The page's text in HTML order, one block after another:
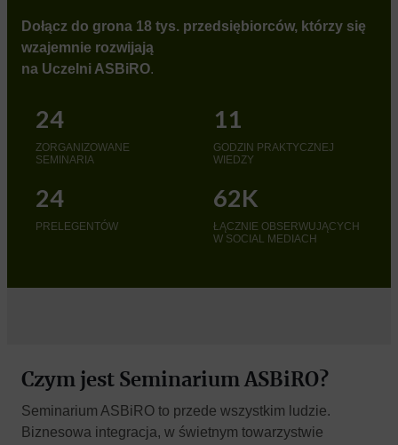
Dołącz do grona 18 tys. przedsiębiorców, którzy się
wzajemnie rozwijają
na Uczelni ASBiRO.
24
ZORGANIZOWANE
SEMINARIA
11
GODZIN PRAKTYCZNEJ
WIEDZY
24
PRELEGENTÓW
62K
ŁĄCZNIE OBSERWUJĄCYCH
W SOCIAL MEDIACH
Czym jest Seminarium ASBiRO?
Seminarium ASBiRO to przede wszystkim ludzie.
Biznesowa integracja, w świetnym towarzystwie